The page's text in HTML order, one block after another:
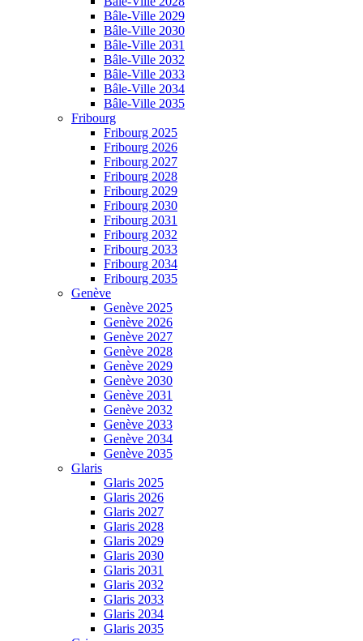
Bâle-Ville 2029
Bâle-Ville 2030
Bâle-Ville 2031
Bâle-Ville 2032
Bâle-Ville 2033
Bâle-Ville 2034
Bâle-Ville 2035
Fribourg
Fribourg 2025
Fribourg 2026
Fribourg 2027
Fribourg 2028
Fribourg 2029
Fribourg 2030
Fribourg 2031
Fribourg 2032
Fribourg 2033
Fribourg 2034
Fribourg 2035
Genève
Genève 2025
Genève 2026
Genève 2027
Genève 2028
Genève 2029
Genève 2030
Genève 2031
Genève 2032
Genève 2033
Genève 2034
Genève 2035
Glaris
Glaris 2025
Glaris 2026
Glaris 2027
Glaris 2028
Glaris 2029
Glaris 2030
Glaris 2031
Glaris 2032
Glaris 2033
Glaris 2034
Glaris 2035